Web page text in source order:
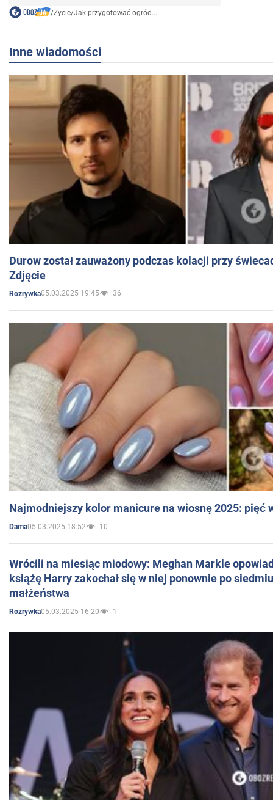
/Życie/Jak przygotować ogród...
Inne wiadomości
Durow został zauważony podczas kolacji przy
Zdjęcie
Rozrywka05.03.2025 19:45 36
Najmodniejszy kolor manicure na wiosnę 2025: pięć
Dama05.03.2025 18:52 10
Wrócili na miesiąc miodowy: Meghan Markle
książę Harry zakochał się w niej ponownie po
małżeństwa
Rozrywka05.03.2025 16:20 1